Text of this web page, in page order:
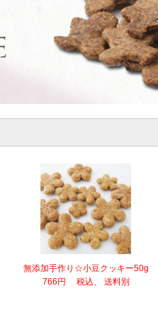
無添加手作り☆小豆クッキー50g
766円 税込、 送料別